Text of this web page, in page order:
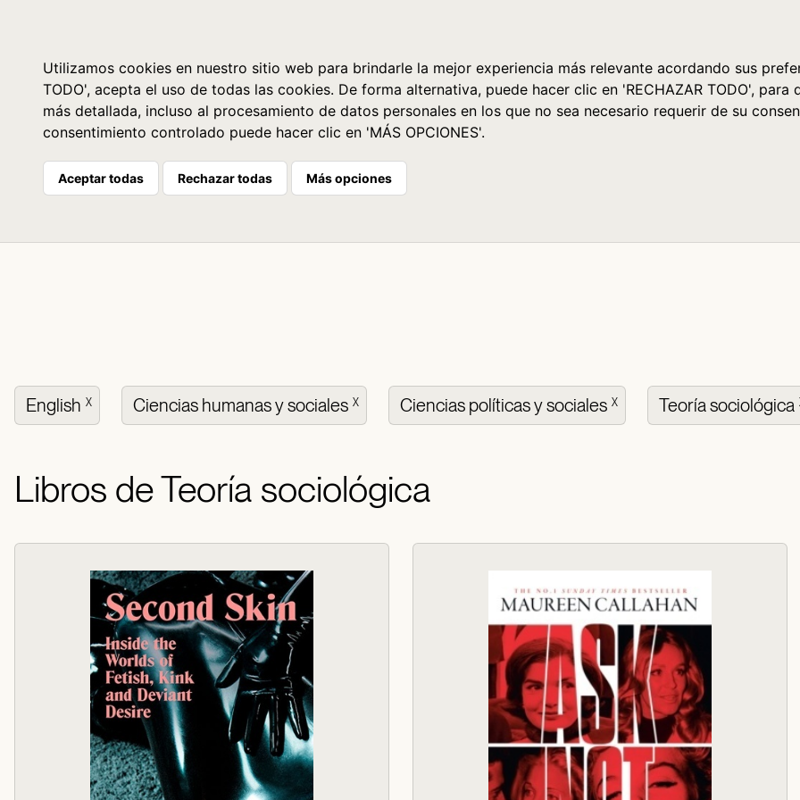
Utilizamos cookies en nuestro sitio web para brindarle la mejor experiencia más relevante acordando sus
TODO', acepta el uso de todas las cookies. De forma alternativa, puede hacer clic en 'RECHAZAR TODO',
más detallada, incluso al procesamiento de datos personales en los que no sea necesario requerir de su
consentimiento controlado puede hacer clic en 'MÁS OPCIONES'.
Aceptar todas Rechazar todas Más opciones
English X Ciencias humanas y sociales X Ciencias políticas y sociales X Teoría sociológica
Libros de Teoría sociológica